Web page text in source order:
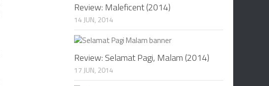
Review: Maleficent (2014)
14 JUN, 2014
Review: Selamat Pagi, Malam (2014)
17 JUN, 2014